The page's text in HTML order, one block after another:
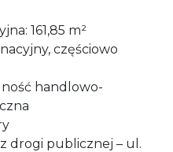
161,85 m²
częściowo
handlowo-
drogi publicznej – ul.